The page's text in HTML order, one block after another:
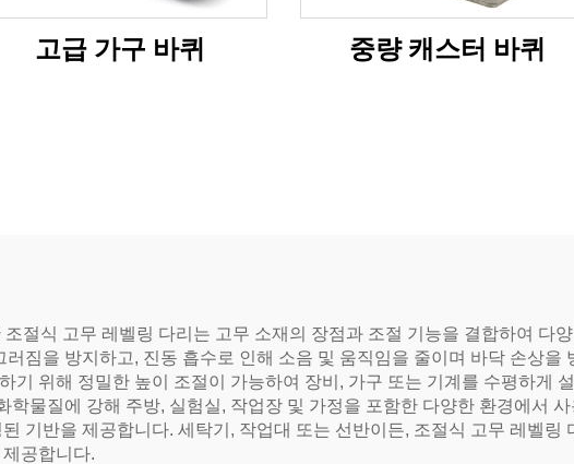
고급 가구 바퀴 중량 캐스터 바퀴
절식 고무 레벨링 다리는 고무 소재의 장점과 조절 기능을 결합하여 다
짐을 방지하고, 진동 흡수로 인해 소음 및 움직임을 줄이며 바닥 손상을
기 위해 정밀한 높이 조절이 가능하여 장비, 가구 또는 기계를 수평하게
학물질에 강해 주방, 실험실, 작업장 및 가정을 포함한 다양한 환경에서
기반을 제공합니다. 세탁기, 작업대 또는 선반이든, 조절식 고무 레벨링
공합니다.